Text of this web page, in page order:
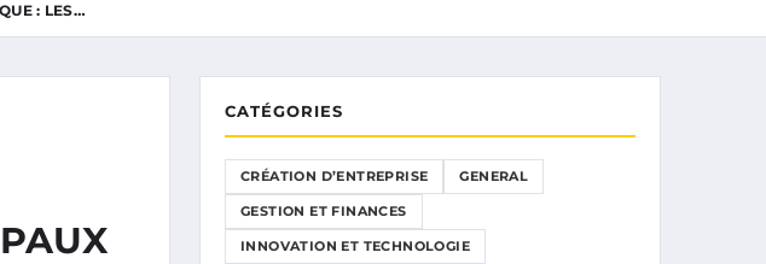
: LES…
CATÉGORIES
CRÉATION D’ENTREPRISE GENERAL
GESTION ET FINANCES
INNOVATION ET TECHNOLOGIE